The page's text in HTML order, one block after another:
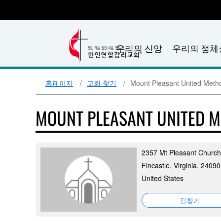
우리의 신앙 우리의 정체
홈페이지 교회 찾기 Mount Pleasant United
MOUNT PLEASANT UNITED
2357 Mt Pleasant
Fincastle, Virginia, 24090
United States
길찾기